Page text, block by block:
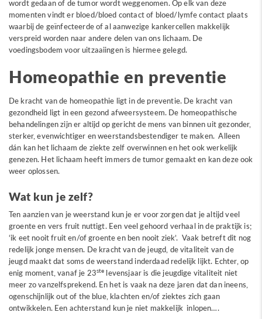
wordt gedaan of de tumor wordt weggenomen. Op elk van deze
momenten vindt er bloed/bloed contact of bloed/lymfe contact plaats
waarbij de geïnfecteerde of al aanwezige kankercellen makkelijk
verspreid worden naar andere delen van ons lichaam. De
voedingsbodem voor uitzaaiingen is hiermee gelegd.
Homeopathie en preventie
De kracht van de homeopathie ligt in de preventie. De kracht van
gezondheid ligt in een gezond afweersysteem. De homeopathische
behandelingen zijn er altijd op gericht de mens van binnen uit gezonder,
sterker, evenwichtiger en weerstandsbestendiger te maken. Alleen
dán kan het lichaam de ziekte zelf overwinnen en het ook werkelijk
genezen. Het lichaam heeft immers de tumor gemaakt en kan deze ook
weer oplossen.
Wat kun je zelf?
Ten aanzien van je weerstand kun je er voor zorgen dat je altijd veel
groente en vers fruit nuttigt. Een veel gehoord verhaal in de praktijk is;
‘ik eet nooit fruit en/of groente en ben nooit ziek’. Vaak betreft dit nog
redelijk jonge mensen. De kracht van de jeugd, de vitaliteit van de
jeugd maakt dat soms de weerstand inderdaad redelijk lijkt. Echter, op
enig moment, vanaf je 23ste levensjaar is die jeugdige vitaliteit niet
meer zo vanzelfsprekend. En het is vaak na deze jaren dat dan ineens,
ogenschijnlijk out of the blue, klachten en/of ziektes zich gaan
ontwikkelen. Een achterstand kun je niet makkelijk inlopen….